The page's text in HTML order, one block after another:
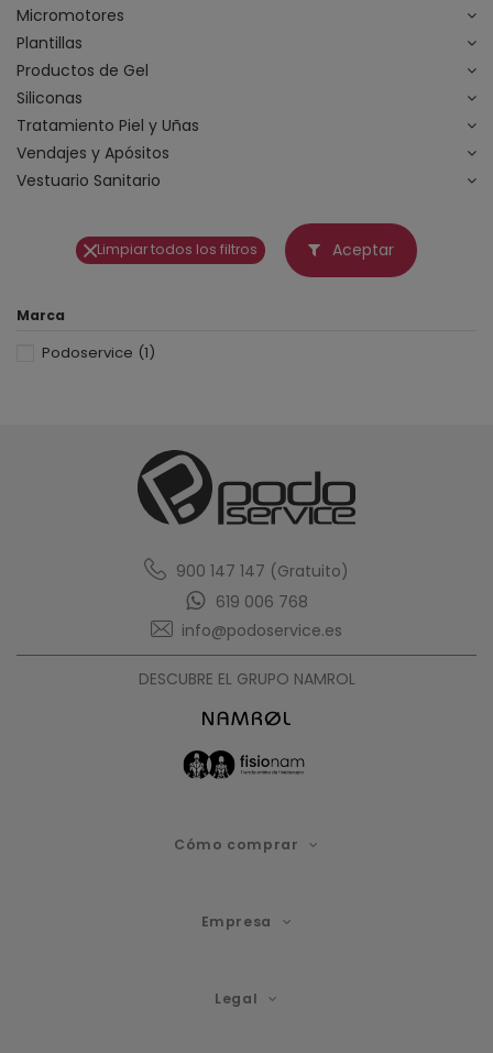
Micromotores
Plantillas
Productos de Gel
Siliconas
Tratamiento Piel y Uñas
Vendajes y Apósitos
Vestuario Sanitario
Limpiar todos los filtros Aceptar
Marca
Podoservice (1)
900 147 147 (Gratuito)
619 006 768
info@podoservice.es
DESCUBRE EL GRUPO NAMROL
Cómo comprar
Empresa
Legal